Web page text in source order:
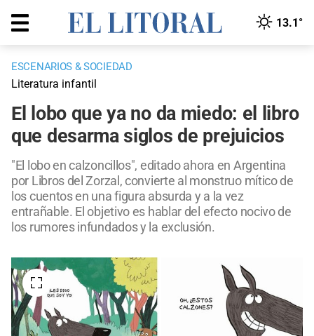
13.1°
ESCENARIOS & SOCIEDAD
Literatura infantil
El lobo que ya no da miedo: el libro
que desarma siglos de prejuicios
"El lobo en calzoncillos", editado ahora en Argentina
por Libros del Zorzal, convierte al monstruo mítico de
los cuentos en una figura absurda y a la vez
entrañable. El objetivo es hablar del efecto nocivo de
los rumores infundados y la exclusión.